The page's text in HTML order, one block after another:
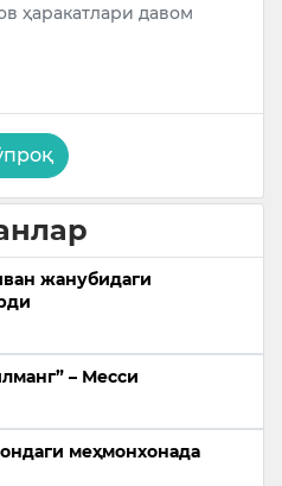
ҳаракатлари давом
жанубидаги
– Месси
меҳмонхонада